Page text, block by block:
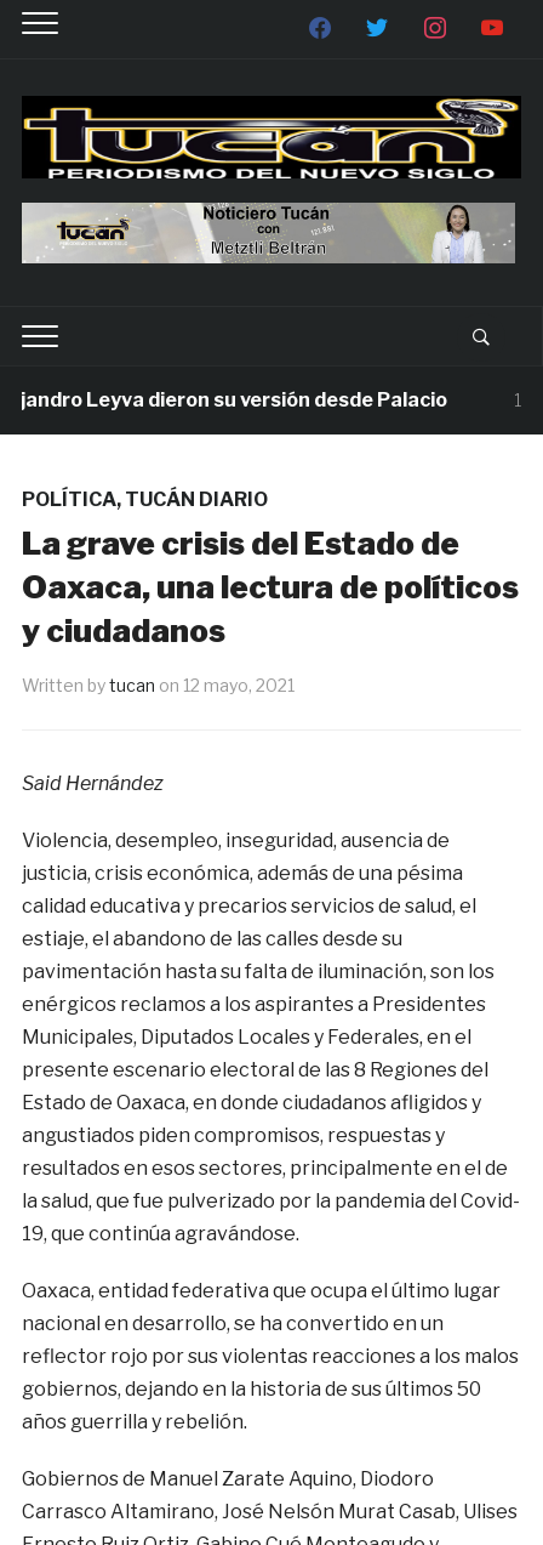
Leyva dieron su versión desde Palacio 1
POLÍTICA, TUCÁN DIARIO
La grave crisis del Estado de
Oaxaca, una lectura de políticos
y ciudadanos
Written bytucan on 12 mayo, 2021
Said Hernández
Violencia, desempleo, inseguridad, ausencia de
justicia, crisis económica, además de una pésima
calidad educativa y precarios servicios de salud, el
estiaje, el abandono de las calles desde su
pavimentación hasta su falta de iluminación, son los
enérgicos reclamos a los aspirantes a Presidentes
Municipales, Diputados Locales y Federales, en el
presente escenario electoral de las 8 Regiones del
Estado de Oaxaca, en donde ciudadanos afligidos y
angustiados piden compromisos, respuestas y
resultados en esos sectores, principalmente en el de
la salud, que fue pulverizado por la pandemia del Covid-
19, que continúa agravándose.
Oaxaca, entidad federativa que ocupa el último lugar
nacional en desarrollo, se ha convertido en un
reflector rojo por sus violentas reacciones a los malos
gobiernos, dejando en la historia de sus últimos 50
años guerrilla y rebelión.
Gobiernos de Manuel Zarate Aquino, Diodoro
Carrasco Altamirano, José Nelsón Murat Casab, Ulises